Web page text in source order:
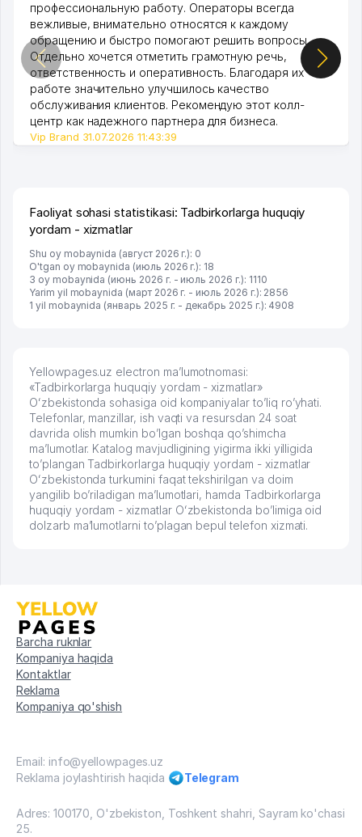
профессиональную работу. Операторы всегда
вежливые, внимательно относятся к каждому
обращению и быстро помогают решить вопросы.
Отдельно хочется отметить грамотную речь,
ответственность и оперативность. Благодаря их
работе значительно улучшилось качество
обслуживания клиентов. Рекомендую этот колл-
центр как надежного партнера для бизнеса.
Vip Brand 31.07.2026 11:43:39
Faoliyat sohasi statistikasi: Tadbirkorlarga huquqiy
yordam - xizmatlar
Shu oy mobaynida (август 2026 г.): 0
O'tgan oy mobaynida (июль 2026 г.): 18
3 oy mobaynida (июнь 2026 г. - июль 2026 г.): 1110
Yarim yil mobaynida (март 2026 г. - июль 2026 г.): 2856
1 yil mobaynida (январь 2025 г. - декабрь 2025 г.): 4908
Yellowpages.uz electron ma’lumotnomasi:
«Tadbirkorlarga huquqiy yordam - xizmatlar»
Oʻzbekistonda sohasiga oid kompaniyalar to’liq ro’yhati.
Telefonlar, manzillar, ish vaqti va resursdan 24 soat
davrida olish mumkin bo’lgan boshqa qo’shimcha
ma’lumotlar. Katalog mavjudligining yigirma ikki yilligida
to’plangan Tadbirkorlarga huquqiy yordam - xizmatlar
Oʻzbekistonda turkumini faqat tekshirilgan va doim
yangilib bo’riladigan ma’lumotlari, hamda Tadbirkorlarga
huquqiy yordam - xizmatlar Oʻzbekistonda bo’limiga oid
dolzarb ma’lumotlarni to’plagan bepul telefon xizmati.
Barcha ruknlar
Kompaniya haqida
Kontaktlar
Reklama
Kompaniya qo'shish
Email: info@yellowpages.uz
Reklama joylashtirish haqida
Telegram
Adres: 100170, O'zbekiston, Toshkent shahri, Sayram ko'chasi
25.